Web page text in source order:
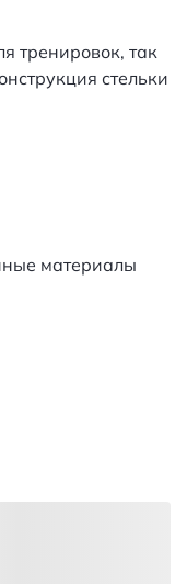
тренировок, так
стельки
материалы